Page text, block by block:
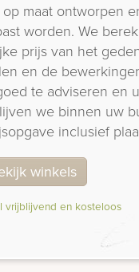
maat ontworpen
worden. We
prijs van het
en de
te adviseren en
we binnen uw
inclusief
winkels
vrijblijvend en kosteloos